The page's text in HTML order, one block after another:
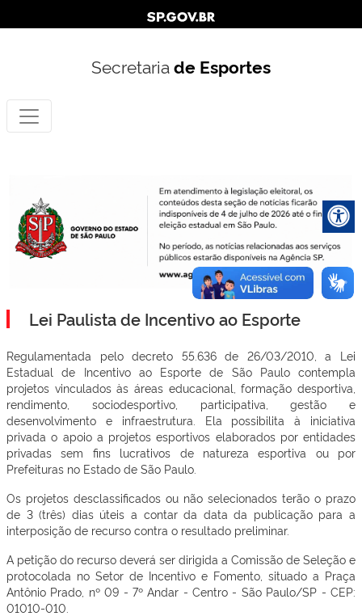
Secretariade Esportes
Lei Paulista de Incentivo ao Esporte
Regulamentada pelo decreto 55.636 de 26/03/2010, a Lei
Estadual de Incentivo ao Esporte de São Paulo contempla
projetos vinculados às áreas educacional, formação desportiva,
rendimento, sociodesportivo, participativa, gestão e
desenvolvimento e infraestrutura. Ela possibilita à iniciativa
privada o apoio a projetos esportivos elaborados por entidades
privadas sem fins lucrativos de natureza esportiva ou por
Prefeituras no Estado de São Paulo.
Os projetos desclassificados ou não selecionados terão o prazo
de 3 (três) dias úteis a contar da data da publicação para a
interposição de recurso contra o resultado preliminar.
A petição do recurso deverá ser dirigida a Comissão de Seleção e
protocolada no Setor de Incentivo e Fomento, situado a Praça
Antônio Prado, nº 09 - 7º Andar - Centro - São Paulo/SP - CEP:
01010-010.